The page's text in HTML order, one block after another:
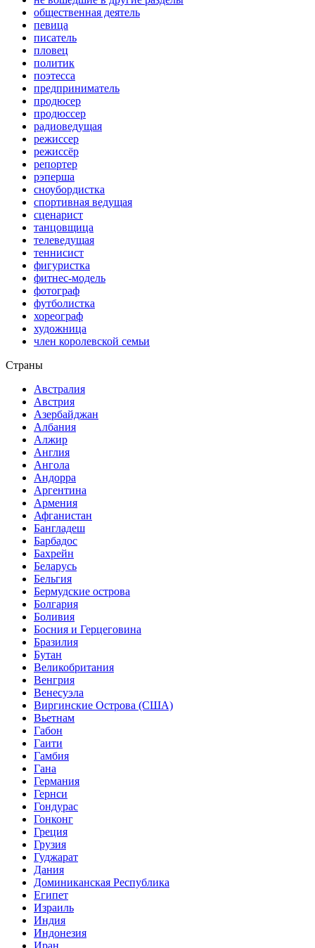
общественная деятель
певица
писатель
пловец
политик
поэтесса
предприниматель
продюсер
продюссер
радиоведущая
режиссер
режиссёр
репортер
рэперша
сноубордистка
спортивная ведущая
сценарист
танцовщица
телеведущая
теннисист
фигуристка
фитнес-модель
фотограф
футболистка
хореограф
художница
член королевской семьи
Страны
Австралия
Австрия
Азербайджан
Албания
Алжир
Англия
Ангола
Андорра
Аргентина
Армения
Афганистан
Бангладеш
Барбадос
Бахрейн
Беларусь
Бельгия
Бермудские острова
Болгария
Боливия
Босния и Герцеговина
Бразилия
Бутан
Великобритания
Венгрия
Венесуэла
Виргинские Острова (США)
Вьетнам
Габон
Гаити
Гамбия
Гана
Германия
Гернси
Гондурас
Гонконг
Греция
Грузия
Гуджарат
Дания
Доминиканская Республика
Египет
Израиль
Индия
Индонезия
Иран